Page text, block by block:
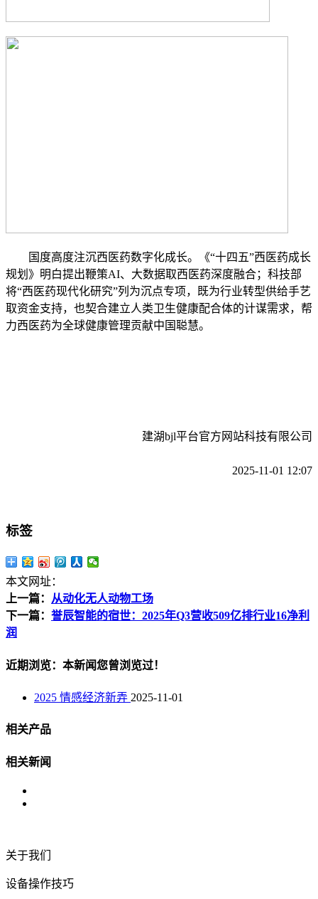
国度高度注沉西医药数字化成长。《“十四五”西医药成长
规划》明白提出鞭策AI、大数据取西医药深度融合；科技部
将“西医药现代化研究”列为沉点专项，既为行业转型供给手艺
取资金支持，也契合建立人类卫生健康配合体的计谋需求，帮
力西医药为全球健康管理贡献中国聪慧。
建湖bjl平台官方网站科技有限公司
2025-11-01 12:07
标签
本文网址：
上一篇： 从动化无人动物工场
下一篇： 誉辰智能的宿世：2025年Q3营收509亿排行业16净利
润
近期浏览：本新闻您曾浏览过！
2025 情感经济新弄 2025-11-01
相关产品
相关新闻
关于我们
设备操作技巧